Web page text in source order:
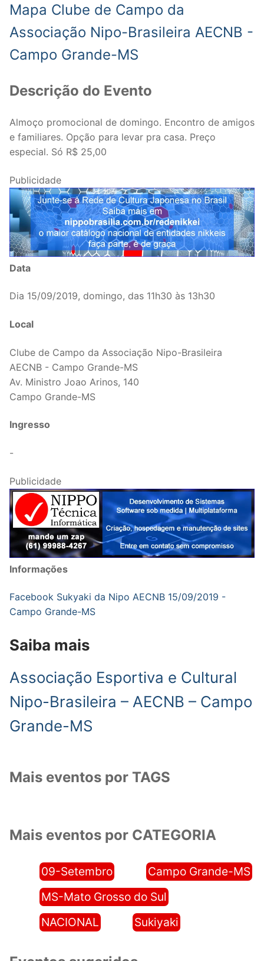
Mapa Clube de Campo da
Associação Nipo-Brasileira AECNB -
Campo Grande-MS
Descrição do Evento
Almoço promocional de domingo. Encontro de amigos
e familiares. Opção para levar pra casa. Preço
especial. Só R$ 25,00
Publicidade
Data
Dia 15/09/2019, domingo, das 11h30 às 13h30
Local
Clube de Campo da Associação Nipo-Brasileira
AECNB - Campo Grande-MS
Av. Ministro Joao Arinos, 140
Campo Grande-MS
Ingresso
-
Publicidade
Informações
Facebook Sukyaki da Nipo AECNB 15/09/2019 -
Campo Grande-MS
Saiba mais
Associação Esportiva e Cultural
Nipo-Brasileira – AECNB – Campo
Grande-MS
Mais eventos por TAGS
Mais eventos por CATEGORIA
09-Setembro
Campo Grande-MS
MS-Mato Grosso do Sul
NACIONAL
Sukiyaki